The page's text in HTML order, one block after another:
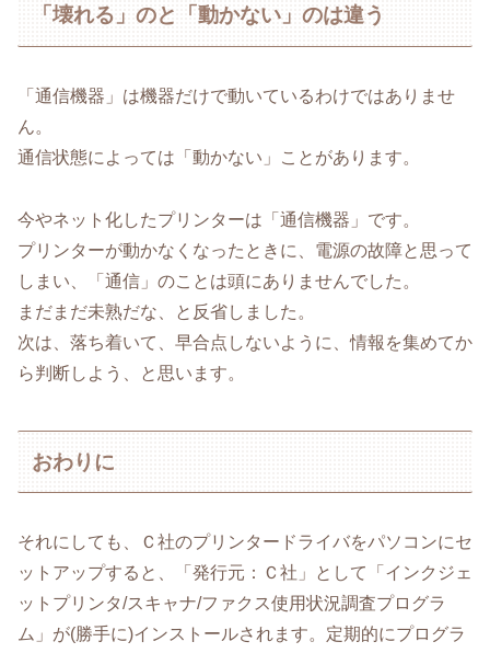
「壊れる」のと「動かない」のは違う
「通信機器」は機器だけで動いているわけではありませ
ん。
通信状態によっては「動かない」ことがあります。
今やネット化したプリンターは「通信機器」です。
プリンターが動かなくなったときに、電源の故障と思って
しまい、「通信」のことは頭にありませんでした。
まだまだ未熟だな、と反省しました。
次は、落ち着いて、早合点しないように、情報を集めてか
ら判断しよう、と思います。
おわりに
それにしても、Ｃ社のプリンタードライバをパソコンにセ
ットアップすると、「発行元：Ｃ社」として「インクジェ
ットプリンタ/スキャナ/ファクス使用状況調査プログラ
ム」が(勝手に)インストールされます。定期的にプログラ